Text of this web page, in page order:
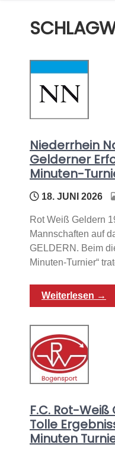
Niederrhein
Gelderner
Minuten-
18. JUNI 2026
Rot Weiß Geldern
Mannschaften auf
GELDERN. Beim
Minuten-Turnier“
Weiterlesen →
F.C. Rot-Weiß
Tolle
Minuten